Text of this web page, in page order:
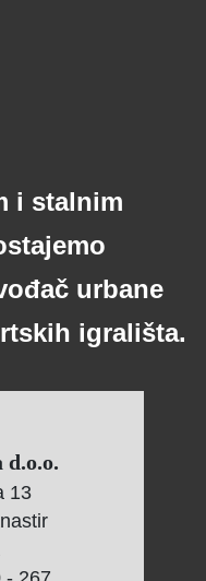
i stalnim
urbane
igrališta.
d.o.o.
13